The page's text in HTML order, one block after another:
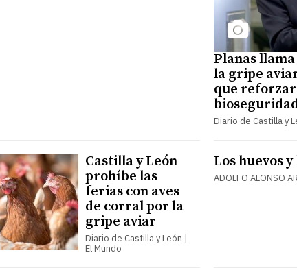
Planas
la gripe
que reforzar
Diario de Castilla y
Castilla y León
prohíbe las
ferias con aves
de corral por la
gripe aviar
Diario de Castilla y León |
El Mundo
Los huevos
ADOLFO ALONSO